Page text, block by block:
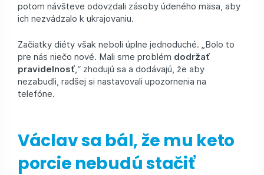
potom návšteve odovzdali zásoby údeného mäsa, aby
ich nezvádzalo k ukrajovaniu.
Začiatky diéty však neboli úplne jednoduché. „Bolo to
pre nás niečo nové. Mali sme problém dodržať
pravidelnosť ,“ zhodujú sa a dodávajú, že aby
nezabudli, radšej si nastavovali upozornenia na
telefóne.
Václav sa bál, že mu keto
porcie nebudú stačiť